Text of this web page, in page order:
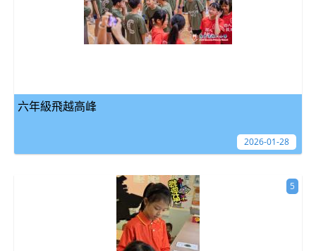
六年級飛越高峰
2026-01-28
5